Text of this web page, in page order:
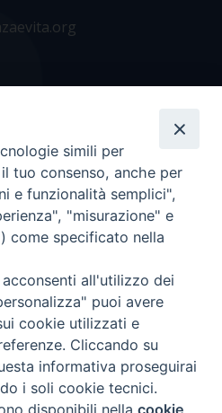
- C.F96600690588- Tutti i
- Credits
simili per
tuo consenso, anche per
e funzionalità semplici",
"misurazione" e
come specificato nella
all'utilizzo dei
puoi avere
cookie utilizzati e
Cliccando su
informativa proseguirai
i soli cookie tecnici.